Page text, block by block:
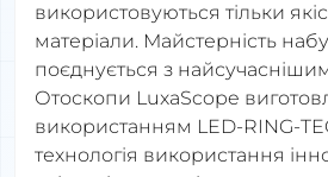
використовуються тільки
матеріали. Майстерність
поєднується з
Отоскопи LuxaScope
використанням LED-RING-
технологія використання